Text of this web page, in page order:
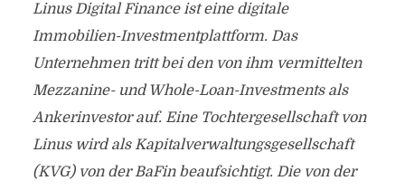
Linus Digital Finance ist eine digitale
Immobilien-Investmentplattform. Das
Unternehmen tritt bei den von ihm vermittelten
Mezzanine- und Whole-Loan-Investments als
Ankerinvestor auf. Eine Tochtergesellschaft von
Linus wird als Kapitalverwaltungsgesellschaft
(KVG) von der BaFin beaufsichtigt. Die von der